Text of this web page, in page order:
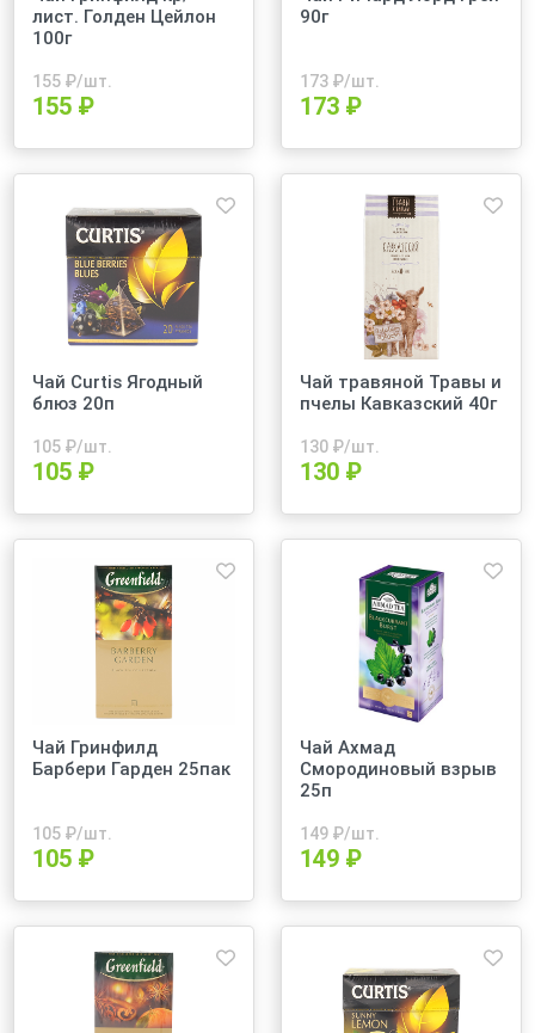
лист. Голден Цейлон
100г
155 ₽/шт.
155 ₽
90г
173 ₽/шт.
173 ₽
Чай Curtis Ягодный
блюз 20п
105 ₽/шт.
105 ₽
Чай травяной Травы и
пчелы Кавказский 40г
130 ₽/шт.
130 ₽
Чай Гринфилд
Барбери Гарден 25пак
105 ₽/шт.
105 ₽
Чай Ахмад
Смородиновый взрыв
25п
149 ₽/шт.
149 ₽